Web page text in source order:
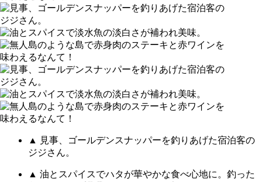
▲ 見事、ゴールデンスナッパーを釣りあげた宿泊客の
ジジさん。
▲ 油とスパイスでハタが華やかな食べ心地に。釣った